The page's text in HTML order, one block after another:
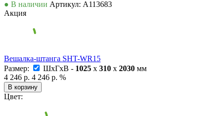
● В наличии Артикул: А113683
Акция
Вешалка-штанга SHT-WR15
Размер:
ШxГxВ - 1025 x 310 x 2030 мм
4 246 р. 4 246 р. %
В корзину
Цвет: